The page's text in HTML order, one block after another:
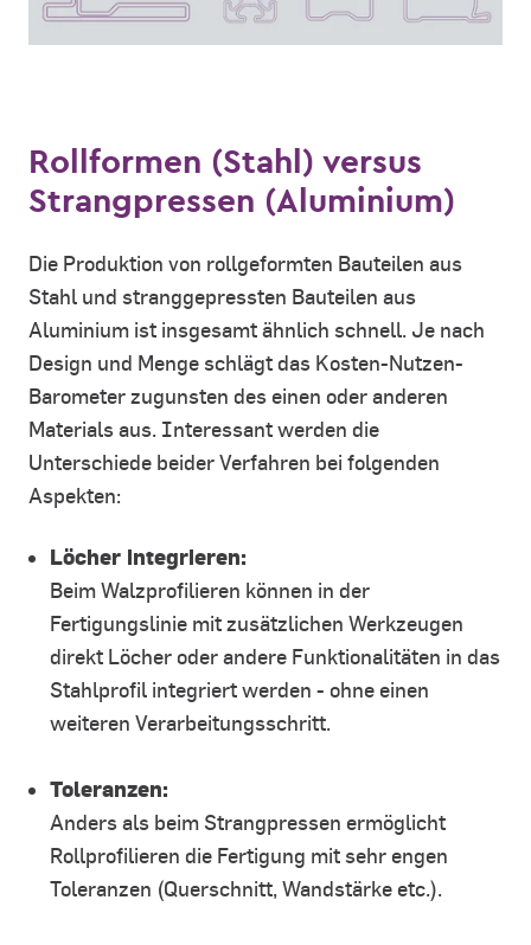
Rollformen (Stahl) versus
Strangpressen (Aluminium)
Die Produktion von rollgeformten Bauteilen aus
Stahl und stranggepressten Bauteilen aus
Aluminium ist insgesamt ähnlich schnell. Je nach
Design und Menge schlägt das Kosten-Nutzen-
Barometer zugunsten des einen oder anderen
Materials aus. Interessant werden die
Unterschiede beider Verfahren bei folgenden
Aspekten:
Löcher integrieren:
Beim Walzprofilieren können in der
Fertigungslinie mit zusätzlichen Werkzeugen
direkt Löcher oder andere Funktionalitäten in das
Stahlprofil integriert werden - ohne einen
weiteren Verarbeitungsschritt.
Toleranzen:
Anders als beim Strangpressen ermöglicht
Rollprofilieren die Fertigung mit sehr engen
Toleranzen (Querschnitt, Wandstärke etc.).